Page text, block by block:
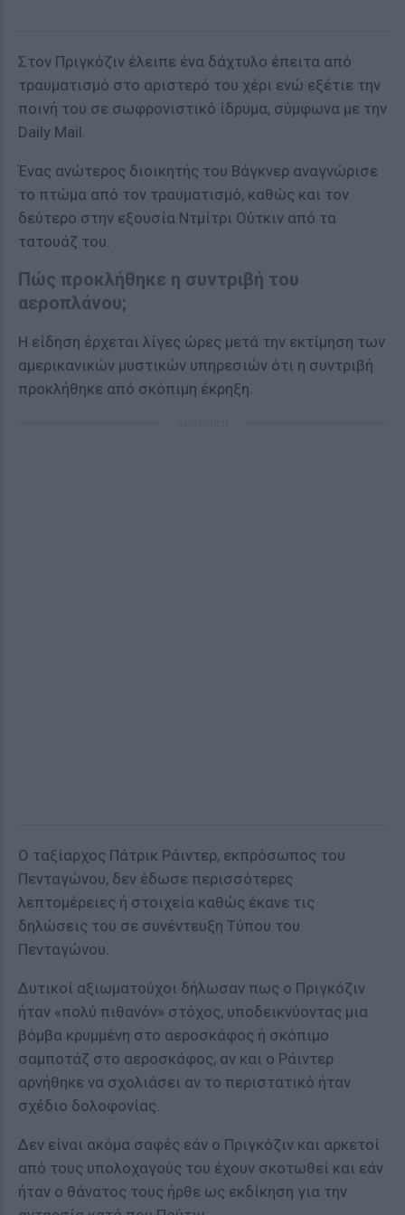
Στον Πριγκόζιν έλειπε ένα δάχτυλο έπειτα από
τραυματισμό στο αριστερό του χέρι ενώ εξέτιε την
ποινή του σε σωφρονιστικό ίδρυμα, σύμφωνα με την
Daily Mail.
Ένας ανώτερος διοικητής του Βάγκνερ αναγνώρισε
το πτώμα από τον τραυματισμό, καθώς και τον
δεύτερο στην εξουσία Ντμίτρι Ούτκιν από τα
τατουάζ του.
Πώς προκλήθηκε η συντριβή του
αεροπλάνου;
Η είδηση έρχεται λίγες ώρες μετά την εκτίμηση των
αμερικανικών μυστικών υπηρεσιών ότι η συντριβή
προκλήθηκε από σκόπιμη έκρηξη.
Ο ταξίαρχος Πάτρικ Ράιντερ, εκπρόσωπος του
Πενταγώνου, δεν έδωσε περισσότερες
λεπτομέρειες ή στοιχεία καθώς έκανε τις
δηλώσεις του σε συνέντευξη Τύπου του
Πενταγώνου.
Δυτικοί αξιωματούχοι δήλωσαν πως ο Πριγκόζιν
ήταν «πολύ πιθανόν» στόχος, υποδεικνύοντας μια
βόμβα κρυμμένη στο αεροσκάφος ή σκόπιμο
σαμποτάζ στο αεροσκάφος, αν και ο Ράιντερ
αρνήθηκε να σχολιάσει αν το περιστατικό ήταν
σχέδιο δολοφονίας.
Δεν είναι ακόμα σαφές εάν ο Πριγκόζιν και αρκετοί
από τους υπολοχαγούς του έχουν σκοτωθεί και εάν
ήταν ο θάνατος τους ήρθε ως εκδίκηση για την